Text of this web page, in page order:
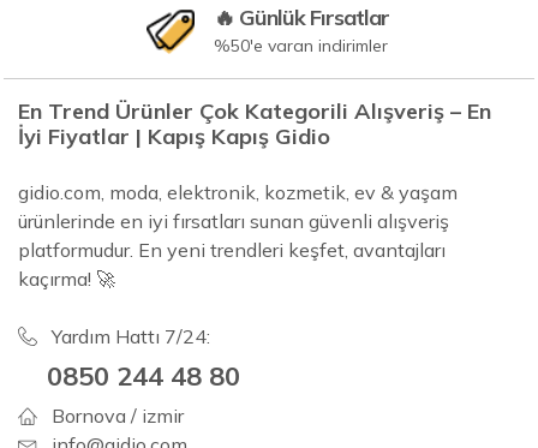
🔥 Günlük Fırsatlar
%50'e varan indirimler
En Trend Ürünler Çok Kategorili Alışveriş – En
İyi Fiyatlar | Kapış Kapış Gidio
gidio.com, moda, elektronik, kozmetik, ev & yaşam
ürünlerinde en iyi fırsatları sunan güvenli alışveriş
platformudur. En yeni trendleri keşfet, avantajları
kaçırma! 🚀
Yardım Hattı 7/24:
0850 244 48 80
Bornova / izmir